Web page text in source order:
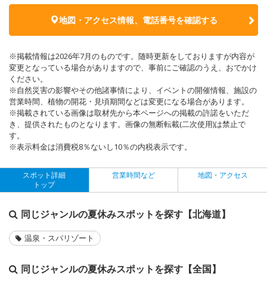
地図・アクセス情報、電話番号を確認する
※掲載情報は2026年7月のものです。随時更新をしておりますが内容が
変更となっている場合がありますので、事前にご確認のうえ、おでかけ
ください。
※自然災害の影響やその他諸事情により、イベントの開催情報、施設の
営業時間、植物の開花・見頃期間などは変更になる場合があります。
※掲載されている画像は取材先から本ページへの掲載の許諾をいただ
き、提供されたものとなります。画像の無断転載(二次使用)は禁止で
す。
※表示料金は消費税8％ないし10％の内税表示です。
スポット詳細
トップ
営業時間など 地図・アクセス
同じジャンルの夏休みスポットを探す【北海道】
温泉・スパリゾート
同じジャンルの夏休みスポットを探す【全国】